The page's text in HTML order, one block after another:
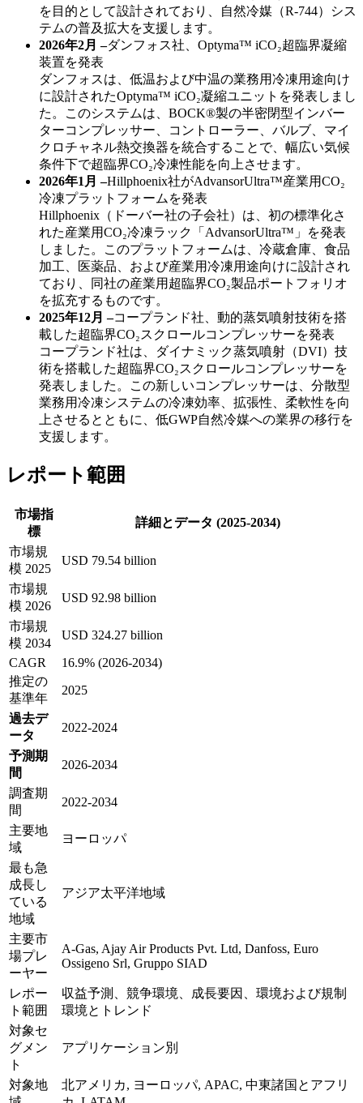
を目的として設計されており、自然冷媒（R-744）シス
テムの普及拡大を支援します。
2026年2月 –ダンフォス社、Optyma™ iCO₂超臨界凝縮
装置を発表
ダンフォスは、低温および中温の業務用冷凍用途向け
に設計されたOptyma™ iCO₂凝縮ユニットを発表しまし
た。このシステムは、BOCK®製の半密閉型インバー
ターコンプレッサー、コントローラー、バルブ、マイ
クロチャネル熱交換器を統合することで、幅広い気候
条件下で超臨界CO₂冷凍性能を向上させます。
2026年1月 –Hillphoenix社がAdvansorUltra™産業用CO₂
冷凍プラットフォームを発表
Hillphoenix（ドーバー社の子会社）は、初の標準化さ
れた産業用CO₂冷凍ラック「AdvansorUltra™」を発表
しました。このプラットフォームは、冷蔵倉庫、食品
加工、医薬品、および産業用冷凍用途向けに設計され
ており、同社の産業用超臨界CO₂製品ポートフォリオ
を拡充するものです。
2025年12月 –コープランド社、動的蒸気噴射技術を搭
載した超臨界CO₂スクロールコンプレッサーを発表
コープランド社は、ダイナミック蒸気噴射（DVI）技
術を搭載した超臨界CO₂スクロールコンプレッサーを
発表しました。この新しいコンプレッサーは、分散型
業務用冷凍システムの冷凍効率、拡張性、柔軟性を向
上させるとともに、低GWP自然冷媒への業界の移行を
支援します。
レポート範囲
市場指
標
詳細とデータ (2025-2034)
市場規
模 2025
USD 79.54 billion
市場規
模 2026
USD 92.98 billion
市場規
模 2034
USD 324.27 billion
CAGR
16.9% (2026-2034)
推定の
基準年
2025
過去デ
ータ
2022-2024
予測期
間
2026-2034
調査期
間
2022-2034
主要地
域
ヨーロッパ
最も急
成長し
ている
地域
アジア太平洋地域
主要市
場プレ
ーヤー
A-Gas, Ajay Air Products Pvt. Ltd, Danfoss, Euro
Ossigeno Srl, Gruppo SIAD
レポー
ト範囲
収益予測、競争環境、成長要因、環境および規制
環境とトレンド
対象セ
グメン
ト
アプリケーション別
対象地
北アメリカ, ヨーロッパ, APAC, 中東諸国とアフリ